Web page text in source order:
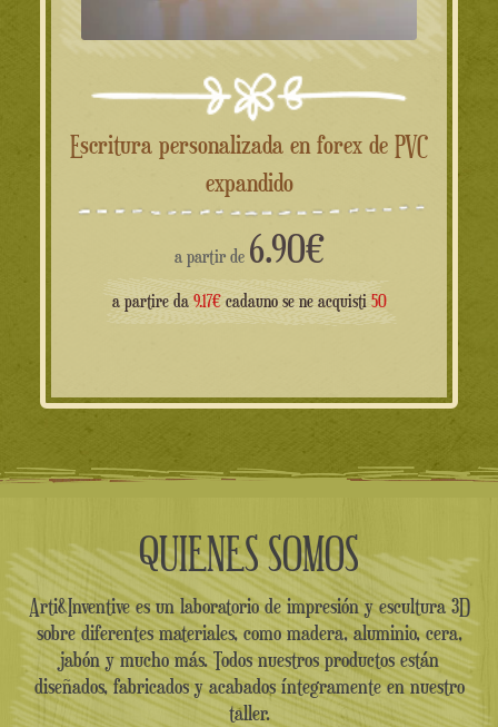
Escritura personalizada en forex de PVC
expandido
a partir de 6.90€
a partire da 9.17€cadauno se ne acquisti 50
QUIENES SOMOS
Arti&Inventive es un laboratorio de impresión y escultura 3D
sobre diferentes materiales, como madera, aluminio, cera,
jabón y mucho más. Todos nuestros productos están
diseñados, fabricados y acabados íntegramente en nuestro
taller.